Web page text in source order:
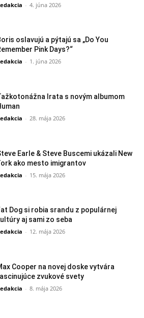
- 4. júna 2026
oslavujú a pýtajú sa „Do You
Pink Days?“
- 1. júna 2026
Irata s novým albumom
- 28. mája 2026
Earle & Steve Buscemi ukázali New
ako mesto imigrantov
- 15. mája 2026
Dog si robia srandu z populárnej
aj sami zo seba
- 12. mája 2026
Cooper na novej doske vytvára
zvukové svety
- 8. mája 2026